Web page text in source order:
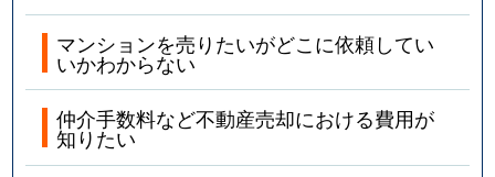
マンションを売りたいがどこに依頼してい
いかわからない
仲介手数料など不動産売却における費用が
知りたい